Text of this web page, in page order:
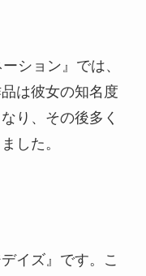
ション』では、
は彼女の知名度
り、その後多く
した。
イズ』です。こ